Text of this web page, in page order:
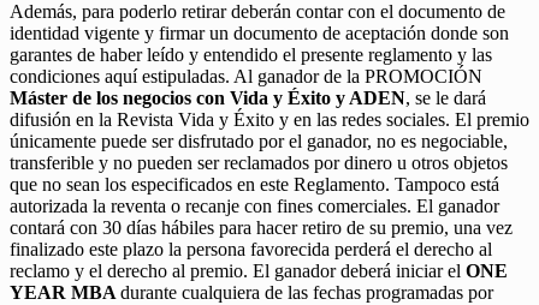
Además, para poderlo retirar deberán contar con el documento de
identidad vigente y firmar un documento de aceptación donde son
garantes de haber leído y entendido el presente reglamento y las
condiciones aquí estipuladas. Al ganador de la PROMOCIÓN
Máster de los negocios con Vida y Éxito y ADEN, se le dará
difusión en la Revista Vida y Éxito y en las redes sociales. El premio
únicamente puede ser disfrutado por el ganador, no es negociable,
transferible y no pueden ser reclamados por dinero u otros objetos
que no sean los especificados en este Reglamento. Tampoco está
autorizada la reventa o recanje con fines comerciales. El ganador
contará con 30 días hábiles para hacer retiro de su premio, una vez
finalizado este plazo la persona favorecida perderá el derecho al
reclamo y el derecho al premio. El ganador deberá iniciar el ONE
YEAR MBA durante cualquiera de las fechas programadas por